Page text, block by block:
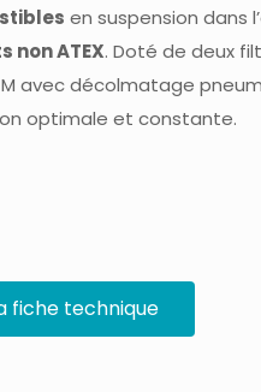
en suspension dans
non ATEX. Doté de deux
avec décolmatage
optimale et constante.
fiche technique